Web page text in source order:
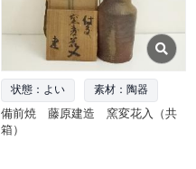
状態：よい 素材：陶器
備前焼 藤原建造 窯変花入（共
箱）